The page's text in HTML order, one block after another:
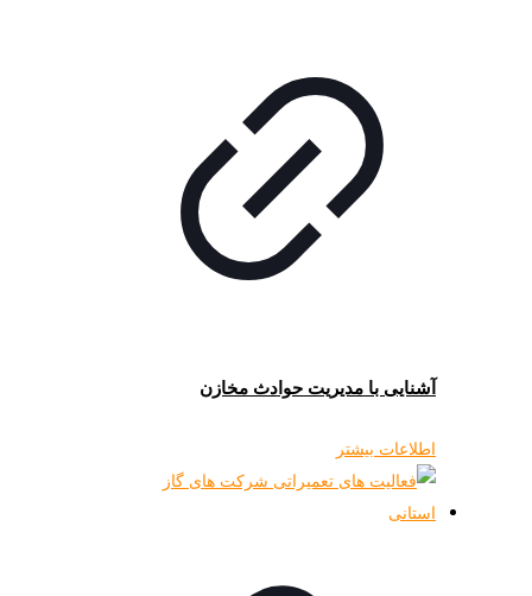
آشنایی با مدیریت حوادث مخازن
اطلاعات بیشتر